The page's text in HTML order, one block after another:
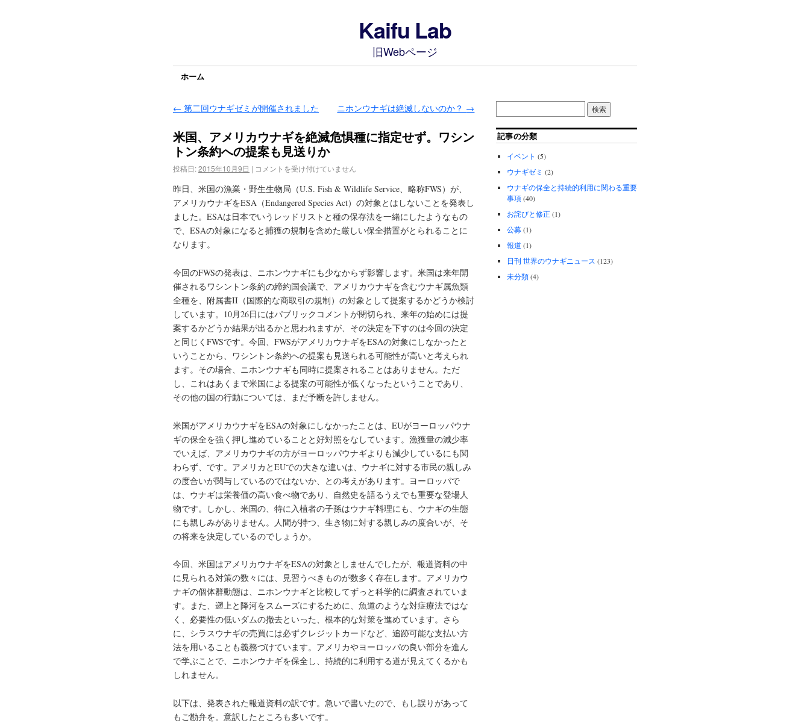
Kaifu Lab
旧Webページ
ホーム
← 第二回ウナギゼミが開催されました ニホンウナギは絶滅しないのか？ →
米国、アメリカウナギを絶滅危惧種に指定せず。ワシン
トン条約への提案も見送りか
投稿日:2015年10月9日 | コメントを受け付けていません
昨日、米国の漁業・野生生物局（U.S. Fish & Wildlife Service、略称FWS）が、
アメリカウナギをESA（Endangered Species Act）の対象とはしないことを発表し
ました。ESAは日本でいうレッドリストと種の保存法を一緒にしたようなもの
で、ESAの対象になると捕獲の規制を含めた厳しい保全措置がとられることに
なります。
今回のFWSの発表は、ニホンウナギにも少なからず影響します。米国は来年開
催されるワシントン条約の締約国会議で、アメリカウナギを含むウナギ属魚類
全種を、附属書II（国際的な商取引の規制）の対象として提案するかどうか検討
しています。10月26日にはパブリックコメントが閉切られ、来年の始めには提
案するかどうか結果が出るかと思われますが、その決定を下すのは今回の決定
と同じくFWSです。今回、FWSがアメリカウナギをESAの対象にしなかったと
いうことから、ワシントン条約への提案も見送られる可能性が高いと考えられ
ます。その場合、ニホンウナギも同時に提案されることはありません。ただ
し、これはあくまで米国による提案の可能性が低くなったということであり、
その他の国の行動については、まだ予断を許しません。
米国がアメリカウナギをESAの対象にしなかったことは、EUがヨーロッパウナ
ギの保全を強く押し進めていることと好対照をなしています。漁獲量の減少率
でいえば、アメリカウナギの方がヨーロッパウナギよりも減少しているにも関
わらず、です。アメリカとEUでの大きな違いは、ウナギに対する市民の親しみ
の度合いが関与しているのではないか、との考えがあります。ヨーロッパで
は、ウナギは栄養価の高い食べ物であり、自然史を語るうえでも重要な登場人
物です。しかし、米国の、特に入植者の子孫はウナギ料理にも、ウナギの生態
にも親しみがありません。人間が持つ、生き物に対する親しみの度合いが、そ
の将来を決定しているのでしょうか。
今回、米国はアメリカウナギをESAの対象としませんでしたが、報道資料の中
に見られる対策の数々には、見習うべきものが数多く存在します。アメリカウ
ナギの個体群動態は、ニホンウナギと比較してずっと科学的に調査されていま
す。また、遡上と降河をスムーズにするために、魚道のような対症療法ではな
く、必要性の低いダムの撤去といった、根本的な対策を進めています。さら
に、シラスウナギの売買には必ずクレジットカードなど、追跡可能な支払い方
法を用いることも義務づけています。アメリカやヨーロッパの良い部分を進ん
で学ぶことで、ニホンウナギを保全し、持続的に利用する道が見えてくるかも
しれません。
以下は、発表された報道資料の訳です。急いで書いたので、もし誤りがあって
もご勘弁を。意訳したところも多いです。
記事の分類
イベント (5)
ウナギゼミ (2)
ウナギの保全と持続的利用に関わる重要
事項(40)
お詫びと修正 (1)
公募(1)
報道 (1)
日刊 世界のウナギニュース (123)
未分類(4)